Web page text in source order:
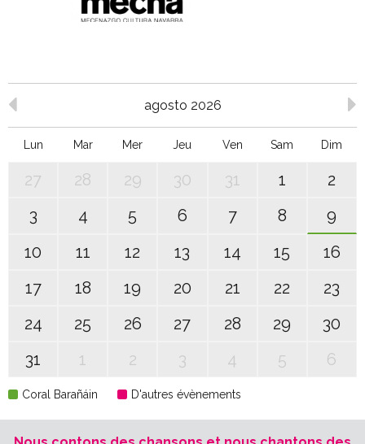
agosto 2026
Lun Mar Mer Jeu Ven Sam Dim
27 28 29 30 31 1
2
3
4 5 6 7 8
9
10
11 12 13 14 15
16
17
18 19 20 21 22
23
24
25 26 27 28 29
30
31
1 2 3 4 5 6
Coral Barañáin D'autres évènements